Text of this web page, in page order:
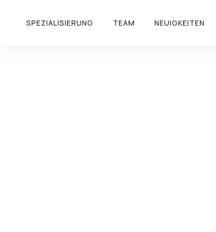
SPEZIALISIERUNG TEAM NEUIGKEITEN